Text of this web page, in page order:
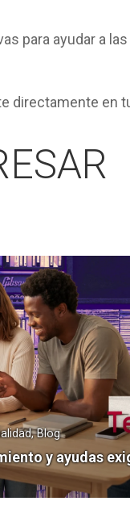
para ayudar a las
directamente en
y ayudas
Blog